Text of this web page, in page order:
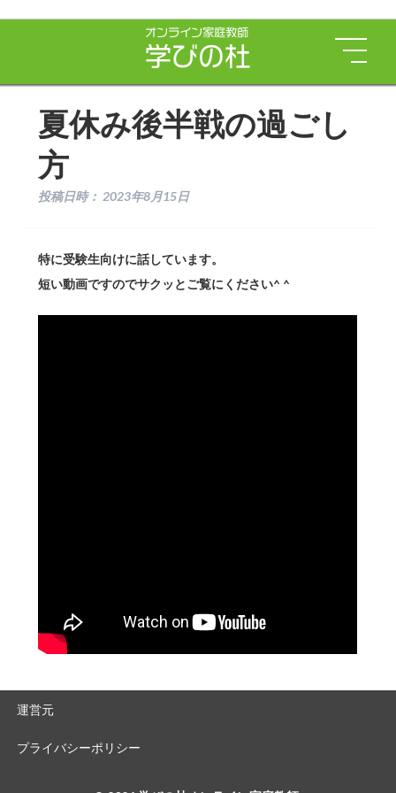
夏休み後半戦の過ごし
方
投稿日時： 2023年8月15日
特に受験生向けに話しています。
短い動画ですのでサクッとご覧にください^ ^
運営元
プライバシーポリシー